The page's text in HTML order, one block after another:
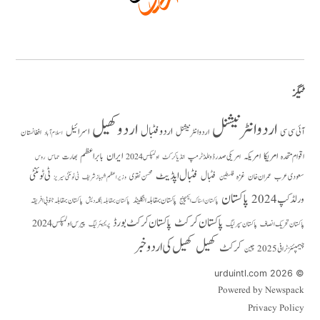
ٹیگز
آئی سی سی اردو انٹرنیشنل اردو انٹر نیشنل اردو فٹبالاردو کھیل اسرائیل اسلام آباد افغانستان
اقوام متحدہ امریکا امریکہ امریکی صدر ڈونلڈ ٹرمپ انڈیا کرکٹ اولمپکس 2024 ایران بابر اعظم بھارت حماس روس
سعودی عرب عمران خان غزہ فلسطین فٹبال فٹبال اپڈیٹ محسن نقوی وزیراعظم شہباز شریف ٹی ٹوئنٹی سیریز ٹی ٹوئنٹی
ورلڈ کپ 2024
پاکستان پاکستان اسٹاک ایکسچینج پاکستان بمقابلہ انگلینڈ پاکستان بمقابلہ بنگلہ دیش پاکستان بمقابلہ جنوبی افریقہ
پاکستان تحریک انصاف پاکستان سپر لیگ پاکستان کرکٹ پاکستان کرکٹ بورڈ پریمیئر لیگ پیرس اولمپکس 2024
چیمپئنز ٹرافی 2025 چین کرکٹ کھیل کھیل کی اردو خبر
© 2026 urduintl.com
Powered by Newspack
Privacy Policy